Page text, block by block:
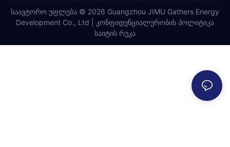
საავტორო უფლება © 2026 Guangzhou JIMU Gathers Energy
Development Co., Ltd |
კონფიდენციალურობის პოლიტიკა
საიტის რუკა